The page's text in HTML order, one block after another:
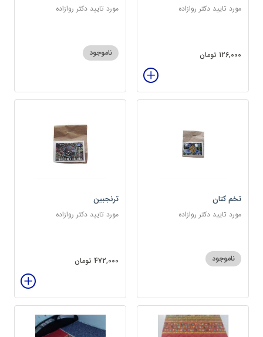
مورد تایید دکتر روازاده
126,000 تومان
مورد تایید دکتر روازاده
ناموجود
تخم کتان
مورد تایید دکتر روازاده
ناموجود
ترنجبین
مورد تایید دکتر روازاده
472,000 تومان